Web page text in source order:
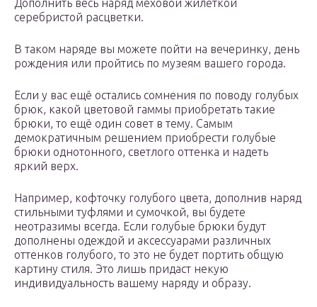
Дополнить весь наряд меховой жилеткой
серебристой расцветки.
В таком наряде вы можете пойти на вечеринку, день
рождения или пройтись по музеям вашего города.
Если у вас ещё остались сомнения по поводу голубых
брюк, какой цветовой гаммы приобретать такие
брюки, то ещё один совет в тему. Самым
демократичным решением приобрести голубые
брюки однотонного, светлого оттенка и надеть
яркий верх.
Например, кофточку голубого цвета, дополнив наряд
стильными туфлями и сумочкой, вы будете
неотразимы всегда. Если голубые брюки будут
дополнены одеждой и аксессуарами различных
оттенков голубого, то это не будет портить общую
картину стиля. Это лишь придаст некую
индивидуальность вашему наряду и образу.